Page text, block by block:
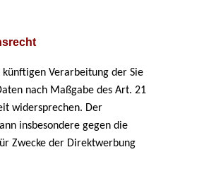
künftigen Verarbeitung der Sie
nach Maßgabe des Art. 21
widersprechen. Der
insbesondere gegen die
Zwecke der Direktwerbung